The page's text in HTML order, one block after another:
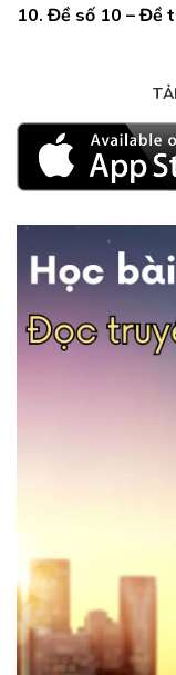
10. Đề số 10 – Đề